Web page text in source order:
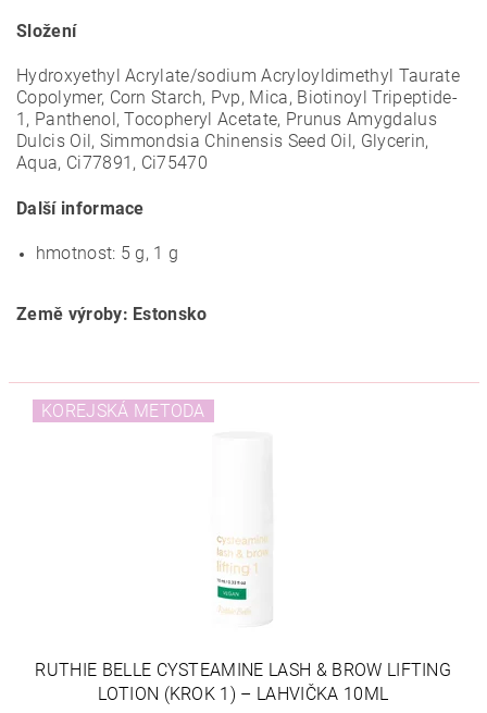
Složení
Hydroxyethyl Acrylate/sodium Acryloyldimethyl Taurate
Copolymer, Corn Starch, Pvp, Mica, Biotinoyl Tripeptide-
1, Panthenol, Tocopheryl Acetate, Prunus Amygdalus
Dulcis Oil, Simmondsia Chinensis Seed Oil, Glycerin,
Aqua, Ci77891, Ci75470
Další informace
hmotnost: 5 g, 1 g
Země výroby: Estonsko
KOREJSKÁ METODA
RUTHIE BELLE CYSTEAMINE LASH & BROW LIFTING
LOTION (KROK 1) – LAHVIČKA 10ML